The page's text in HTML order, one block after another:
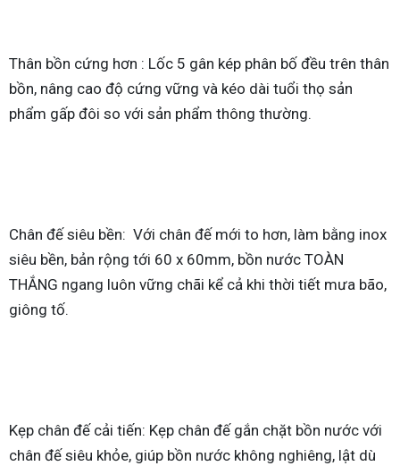
Thân bồn cứng hơn : Lốc 5 gân kép phân bố đều trên thân
bồn, nâng cao độ cứng vững và kéo dài tuổi thọ sản
phẩm gấp đôi so với sản phẩm thông thường.
Chân đế siêu bền: Với chân đế mới to hơn, làm bằng inox
siêu bền, bản rộng tới 60 x 60mm, bồn nước TOÀN
THẮNG ngang luôn vững chãi kể cả khi thời tiết mưa bão,
giông tố.
Kẹp chân đế cải tiến: Kẹp chân đế gắn chặt bồn nước với
chân đế siêu khỏe, giúp bồn nước không nghiêng, lật dù